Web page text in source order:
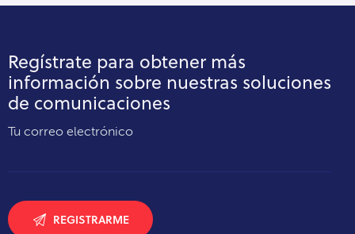
Regístrate para obtener más
información sobre nuestras soluciones
de comunicaciones
Tu correo electrónico